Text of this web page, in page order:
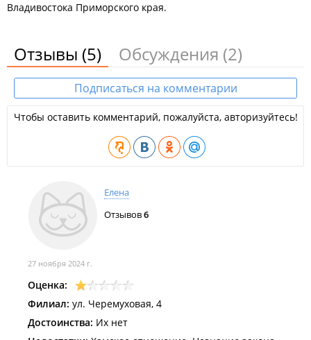
Владивостока Приморского края.
Отзывы (5) Обсуждения (2)
Подписаться на комментарии
Чтобы оставить комментарий, пожалуйста, авторизуйтесь!
Елена
Отзывов6
27 ноября 2024 г.
Оценка:
Филиал: ул. Черемуховая, 4
Достоинства: Их нет